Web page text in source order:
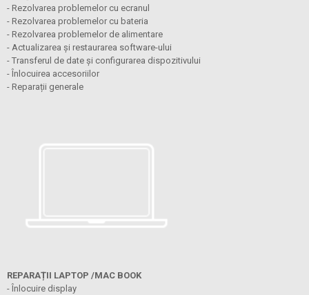
- Rezolvarea problemelor cu ecranul
- Rezolvarea problemelor cu bateria
- Rezolvarea problemelor de alimentare
- Actualizarea și restaurarea software-ului
- Transferul de date și configurarea dispozitivului
- Înlocuirea accesoriilor
- Reparații generale
REPARAȚII LAPTOP /MAC BOOK
- Înlocuire display